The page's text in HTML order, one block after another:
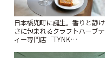
日本橋兜町に誕生。香りと静け
さに包まれるクラフトハーブテ
ィー専門店「TYNK